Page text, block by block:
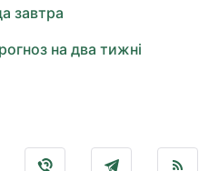
завтра
на два тижні